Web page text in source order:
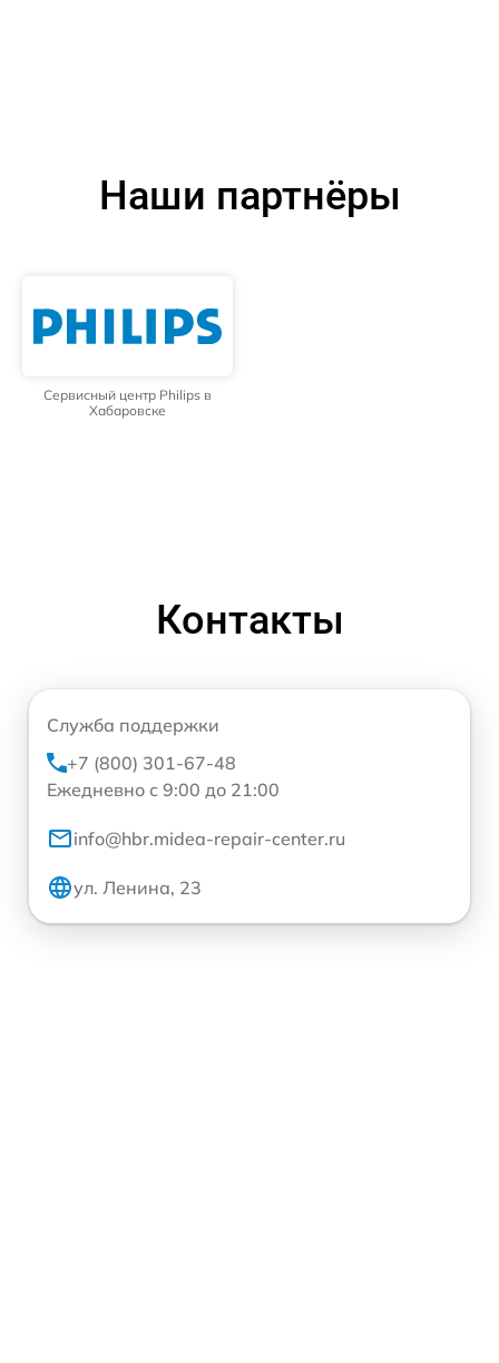
Наши партнёры
Сервисный центр Philips в
Хабаровске
Контакты
Служба поддержки
+7 (800) 301-67-48
Ежедневно с 9:00 до 21:00
info@hbr.midea-repair-center.ru
ул. Ленина, 23